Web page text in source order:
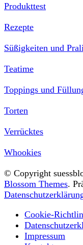
Produkttest
Rezepte
Süßigkeiten und
Teatime
Toppings und
Torten
Verrücktes
Whookies
© Copyright
Blossom Themes.
Cookie-
Impressum